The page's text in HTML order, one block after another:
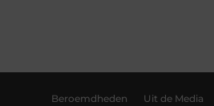
Beroemdheden Uit de Media